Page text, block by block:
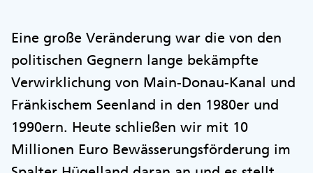
Eine große Veränderung war die von den
politischen Gegnern lange bekämpfte
Verwirklichung von Main-Donau-Kanal und
Fränkischem Seenland in den 1980er und
1990ern. Heute schließen wir mit 10
Millionen Euro Bewässerungsförderung im